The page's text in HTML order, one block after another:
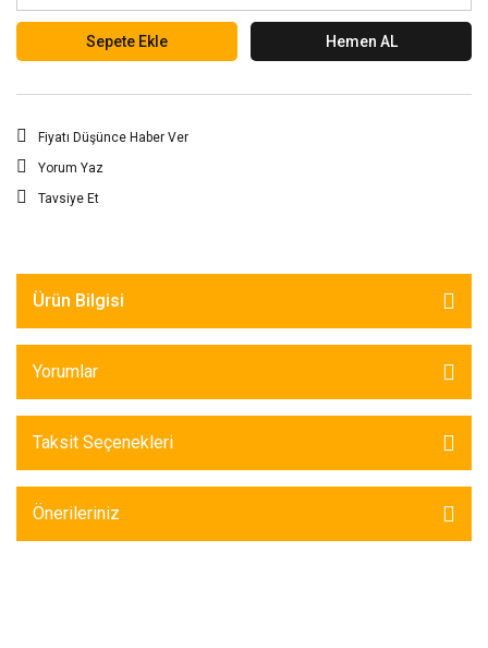
Sepete Ekle Hemen AL
Fiyatı Düşünce Haber Ver
Yorum Yaz
Tavsiye Et
Ürün Bilgisi
Yorumlar
Taksit Seçenekleri
Önerileriniz